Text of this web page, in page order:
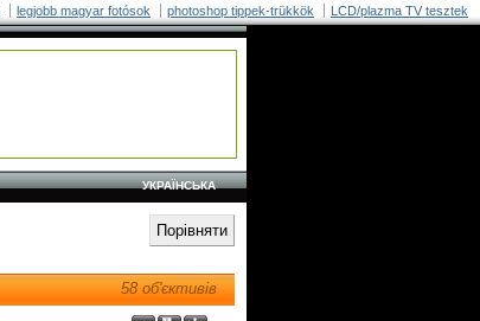
legjobb magyar fotósok photoshop tippek-trükkök LCD/plazma TV tesztek
УКРАЇНСЬКА
58 об'єктивів